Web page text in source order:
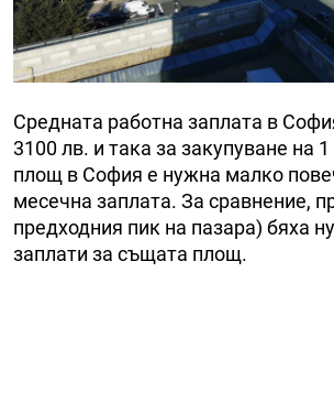
Средната работна заплата в
3100 лв. и така за закупуване на
площ в София е нужна малко
месечна заплата. За сравнение,
предходния пик на пазара) бяха
заплати за същата площ.